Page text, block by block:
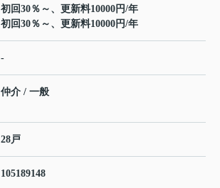
初回30％～、更新料10000円/年
初回30％～、更新料10000円/年
-
仲介 / 一般
28戸
105189148